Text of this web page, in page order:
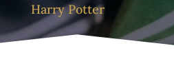
Harry Potter